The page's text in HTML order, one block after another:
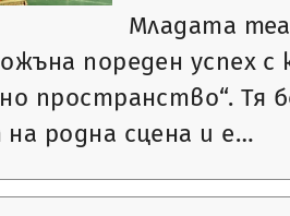
Младата
пореден успех
пространство“. Тя
родна сцена и е…